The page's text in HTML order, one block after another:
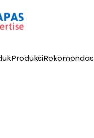
Produksi